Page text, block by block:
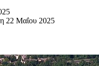
22 Μαΐου 2025